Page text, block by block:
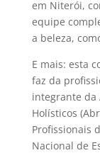
em Niterói,
equipe
a beleza,
E mais: esta
faz da
integrante da
Holí­sticos
Profissionais
Nacional de